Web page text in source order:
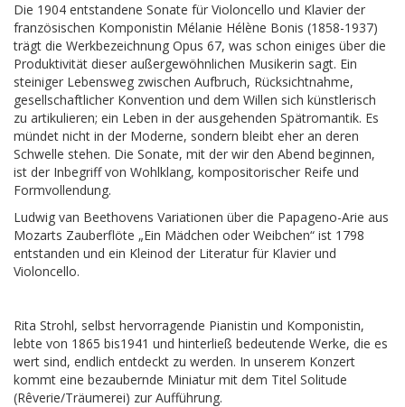
Die 1904 entstandene Sonate für Violoncello und Klavier der
französischen Komponistin Mélanie Hélène Bonis (1858-1937)
trägt die Werkbezeichnung Opus 67, was schon einiges über die
Produktivität dieser außergewöhnlichen Musikerin sagt. Ein
steiniger Lebensweg zwischen Aufbruch, Rücksichtnahme,
gesellschaftlicher Konvention und dem Willen sich künstlerisch
zu artikulieren; ein Leben in der ausgehenden Spätromantik. Es
mündet nicht in der Moderne, sondern bleibt eher an deren
Schwelle stehen. Die Sonate, mit der wir den Abend beginnen,
ist der Inbegriff von Wohlklang, kompositorischer Reife und
Formvollendung.
Ludwig van Beethovens Variationen über die Papageno-Arie aus
Mozarts Zauberflöte „Ein Mädchen oder Weibchen“ ist 1798
entstanden und ein Kleinod der Literatur für Klavier und
Violoncello.
Rita Strohl, selbst hervorragende Pianistin und Komponistin,
lebte von 1865 bis1941 und hinterließ bedeutende Werke, die es
wert sind, endlich entdeckt zu werden. In unserem Konzert
kommt eine bezaubernde Miniatur mit dem Titel Solitude
(Rêverie/Träumerei) zur Aufführung.